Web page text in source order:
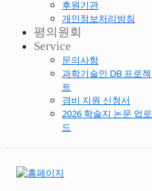
후원기관
개인정보처리방침
평의원회
Service
문의사항
과학기술인 DB 프로젝
트
경비 지원 신청서
2026 학술지 논문 업로
드